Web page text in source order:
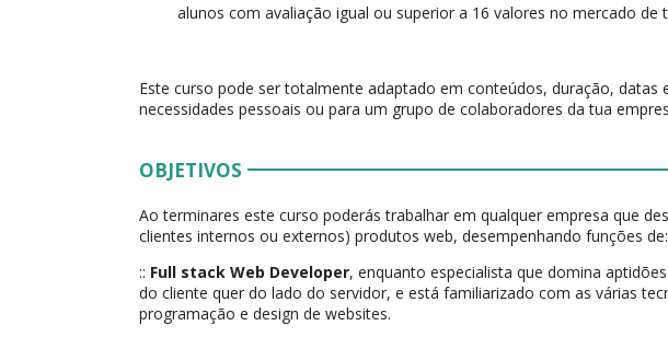
alunos com avaliação igual ou superior a 16 valores no mercado de
Este curso pode ser totalmente adaptado em conteúdos, duração, datas
necessidades pessoais ou para um grupo de colaboradores da tua
OBJETIVOS
Ao terminares este curso poderás trabalhar em qualquer empresa que
clientes internos ou externos) produtos web, desempenhando funções de:
:: Full stack Web Developer, enquanto especialista que domina
do cliente quer do lado do servidor, e está familiarizado com as várias
programação e design de websites.